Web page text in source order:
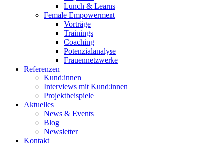
Lunch & Learns
Female Empowerment
Vorträge
Trainings
Coaching
Potenzialanalyse
Frauennetzwerke
Referenzen
Kund:innen
Interviews mit Kund:innen
Projektbeispiele
Aktuelles
News & Events
Blog
Newsletter
Kontakt